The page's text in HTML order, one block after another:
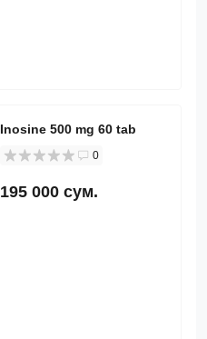
Inosine 500 mg 60 tab
0
195 000 сум.